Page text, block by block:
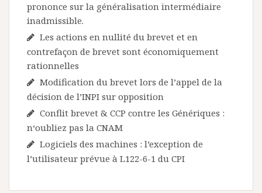
prononce sur la généralisation intermédiaire
inadmissible.
Les actions en nullité du brevet et en
contrefaçon de brevet sont économiquement
rationnelles
Modification du brevet lors de l’appel de la
décision de l’INPI sur opposition
Conflit brevet & CCP contre les Génériques :
n‘oubliez pas la CNAM
Logiciels des machines : l’exception de
l’utilisateur prévue à L122-6-1 du CPI